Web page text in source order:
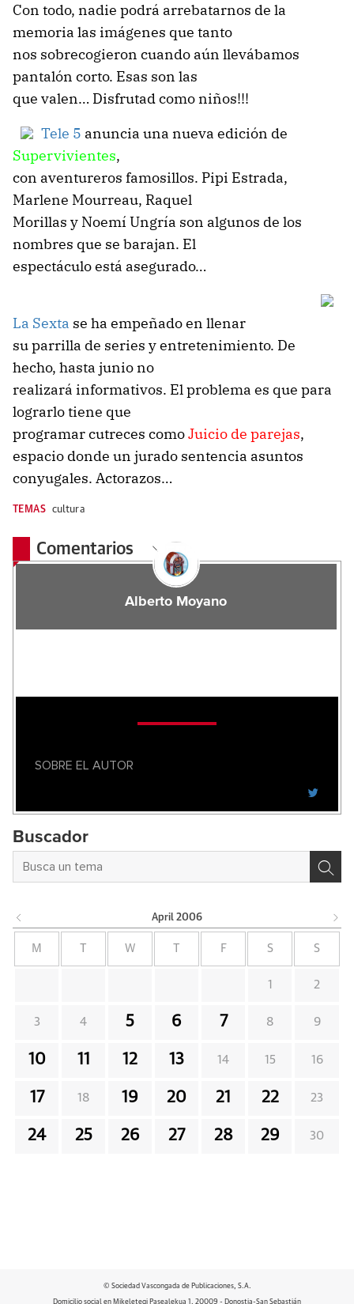
Con todo, nadie podrá arrebatarnos de la
memoria las imágenes que tanto
nos sobrecogieron cuando aún llevábamos
pantalón corto. Esas son las
que valen… Disfrutad como niños!!!
Tele 5 anuncia una nueva edición de
Supervivientes,
con aventureros famosillos. Pipi Estrada,
Marlene Mourreau, Raquel
Morillas y Noemí Ungría son algunos de los
nombres que se barajan. El
espectáculo está asegurado…
La Sexta se ha empeñado en llenar
su parrilla de series y entretenimiento. De
hecho, hasta junio no
realizará informativos. El problema es que para
lograrlo tiene que
programar cutreces comoJuicio de parejas,
espacio donde un jurado sentencia asuntos
conyugales. Actorazos…
TEMAS cultura
Comentarios
Alberto Moyano
SOBRE EL AUTOR
Buscador
April 2006
M W F S S
1 2
3 4 5 6 7 8 9
10 11 12 13 14 15 16
17 18 19 20 21 22 23
24 25 26 27 28 29 30
© Sociedad Vascongada de Publicaciones, S.A.
Domicilio social en Mikeletegi Pasealekua 1. 20009 - Donostia-San Sebastián